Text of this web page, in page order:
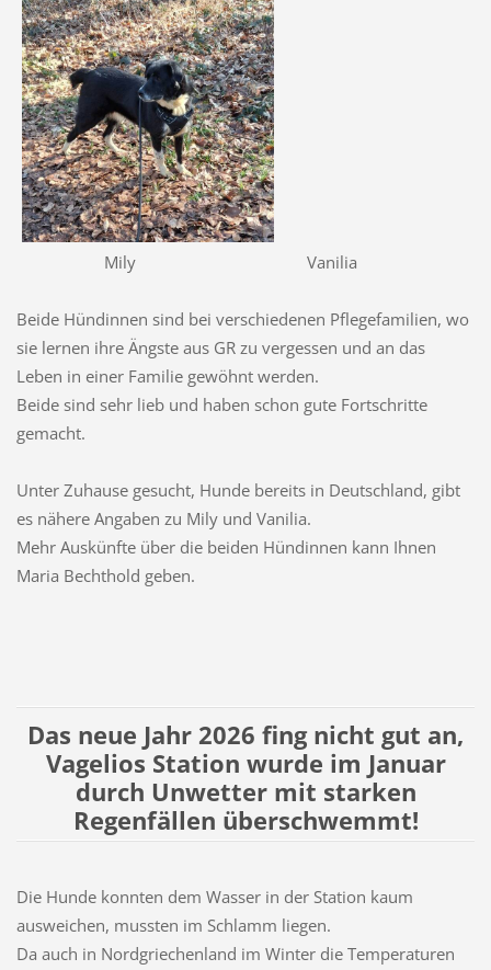
Mily Vanilia
Beide Hündinnen sind bei verschiedenen Pflegefamilien, wo
sie lernen ihre Ängste aus GR zu vergessen und an das
Leben in einer Familie gewöhnt werden.
Beide sind sehr lieb und haben schon gute Fortschritte
gemacht.
Unter Zuhause gesucht, Hunde bereits in Deutschland, gibt
es nähere Angaben zu Mily und Vanilia.
Mehr Auskünfte über die beiden Hündinnen kann Ihnen
Maria Bechthold geben.
Das neue Jahr 2026 fing nicht gut an,
Vagelios Station wurde im Januar
durch Unwetter mit starken
Regenfällen überschwemmt!
Die Hunde konnten dem Wasser in der Station kaum
ausweichen, mussten im Schlamm liegen.
Da auch in Nordgriechenland im Winter die Temperaturen